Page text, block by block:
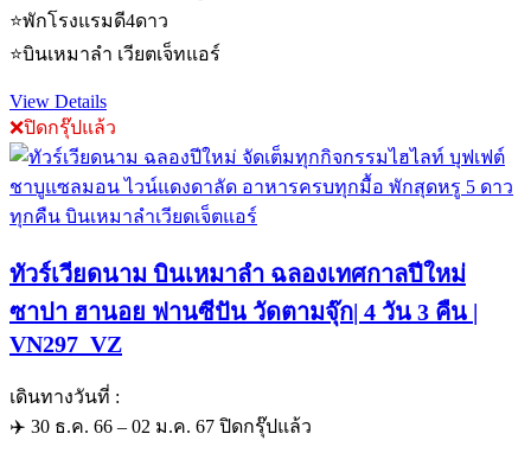
⭐️พักโรงแรมดี4ดาว
⭐️บินเหมาลำ เวียตเจ็ทแอร์
View Details
❌ปิดกรุ๊ปแล้ว
ทัวร์เวียดนาม บินเหมาลำ ฉลองเทศกาลปีใหม่
ซาปา ฮานอย ฟานซีปัน วัดตามจุ๊ก| 4 วัน 3 คืน |
VN297_VZ
เดินทางวันที่ :
✈️ 30 ธ.ค. 66 – 02 ม.ค. 67 ปิดกรุ๊ปแล้ว